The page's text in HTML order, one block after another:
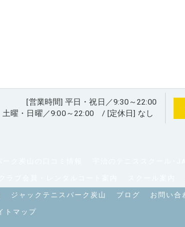
[営業時間] 平日・祝日／9:30～22:00
土曜・日曜／9:00～22:00 / [定休日] なし
ジャックテニスパーク炭山 ブログ お問い合
トマップ